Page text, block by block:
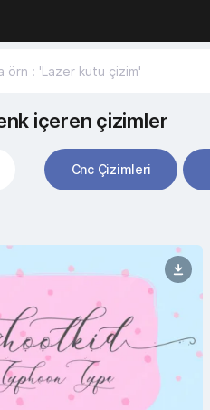
içeren çizimler
Cnc Çizimleri